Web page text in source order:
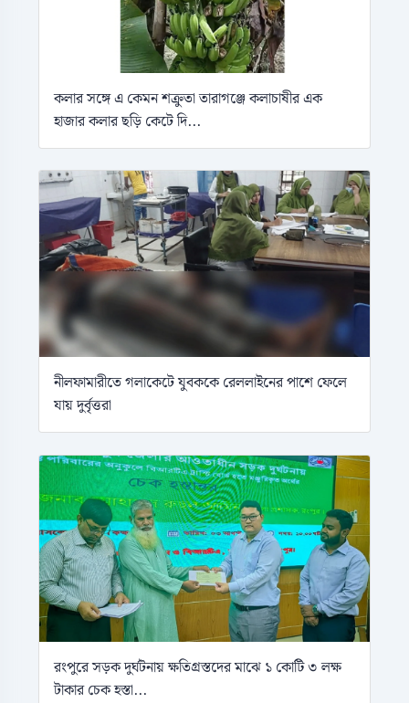
কলার সঙ্গে এ কেমন শক্রুতা তারাগঞ্জে কলাচাষীর এক
হাজার কলার ছড়ি কেটে দি...
নীলফামারীতে গলাকেটে যুবককে রেললাইনের পাশে ফেলে
যায় দুর্বৃত্তরা
রংপুরে সড়ক দুর্ঘটনায় ক্ষতিগ্রস্তদের মাঝে ১ কোটি ৩ লক্ষ
টাকার চেক হস্তা...